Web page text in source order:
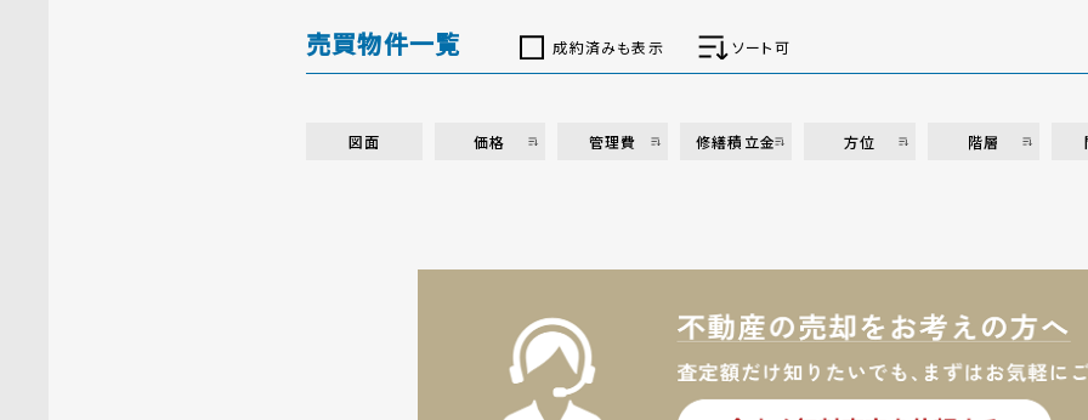
売買物件一覧 成約済みも表示 ソート可
図面 価格 管理費 修繕積立金 方位 階層